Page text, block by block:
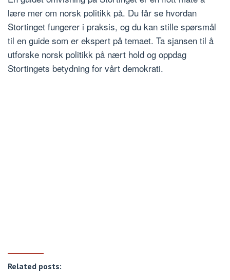
lære mer om norsk politikk på. Du får se hvordan
Stortinget fungerer i praksis, og du kan stille spørsmål
til en guide som er ekspert på temaet. Ta sjansen til å
utforske norsk politikk på nært hold og oppdag
Stortingets betydning for vårt demokrati.
Related posts: